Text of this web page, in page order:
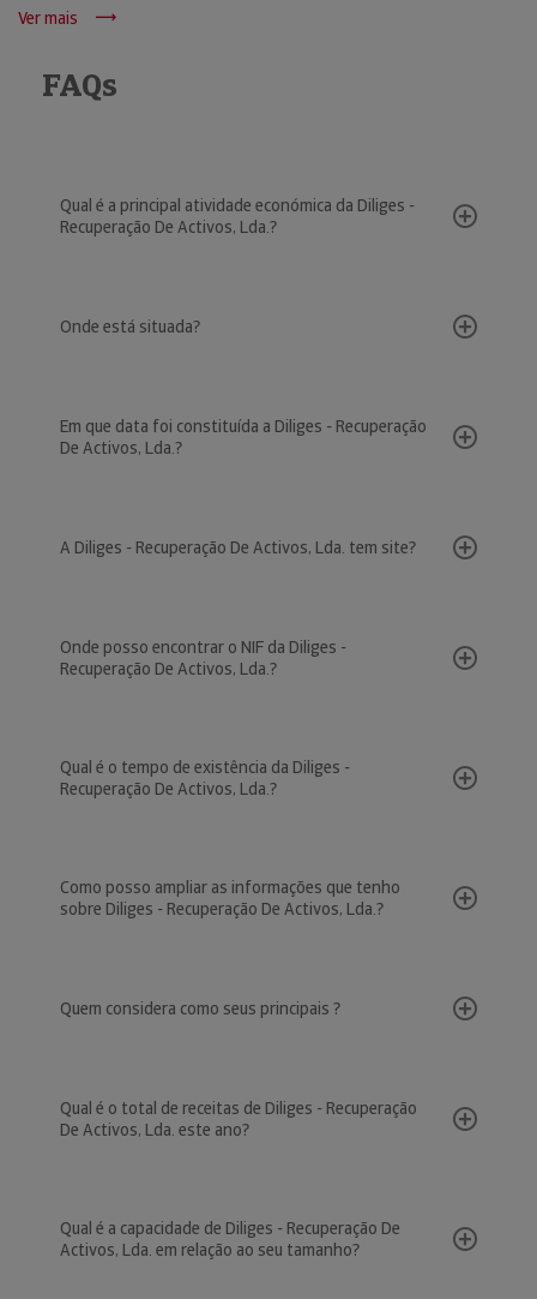
Ver mais
FAQs
Qual é a principal atividade económica da Diliges -
Recuperação De Activos, Lda.?
Onde está situada?
Em que data foi constituída a Diliges - Recuperação
De Activos, Lda.?
A Diliges - Recuperação De Activos, Lda. tem site?
Onde posso encontrar o NIF da Diliges -
Recuperação De Activos, Lda.?
Qual é o tempo de existência da Diliges -
Recuperação De Activos, Lda.?
Como posso ampliar as informações que tenho
sobre Diliges - Recuperação De Activos, Lda.?
Quem considera como seus principais ?
Qual é o total de receitas de Diliges - Recuperação
De Activos, Lda. este ano?
Qual é a capacidade de Diliges - Recuperação De
Activos, Lda. em relação ao seu tamanho?